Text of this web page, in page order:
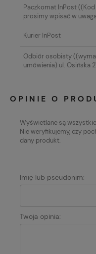
Paczkomat InPost
prosimy wpisać w
Kurier InPost
Odbiór osobisty
umówienia) ul. Osińska
OPINIE O
Wyświetlane są
Nie weryfikujemy, czy
dany produkt.
Imię lub pseudonim:
Twoja opinia: